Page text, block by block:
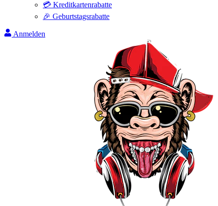
💳 Kreditkartenrabatte
🎉 Geburtstagsrabatte
Anmelden